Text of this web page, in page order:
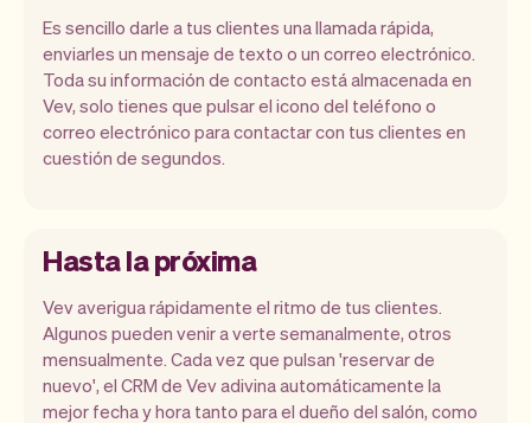
Es sencillo darle a tus clientes una llamada rápida,
enviarles un mensaje de texto o un correo electrónico.
Toda su información de contacto está almacenada en
Vev, solo tienes que pulsar el icono del teléfono o
correo electrónico para contactar con tus clientes en
cuestión de segundos.
Hasta la próxima
Vev averigua rápidamente el ritmo de tus clientes.
Algunos pueden venir a verte semanalmente, otros
mensualmente. Cada vez que pulsan 'reservar de
nuevo', el CRM de Vev adivina automáticamente la
mejor fecha y hora tanto para el dueño del salón, como